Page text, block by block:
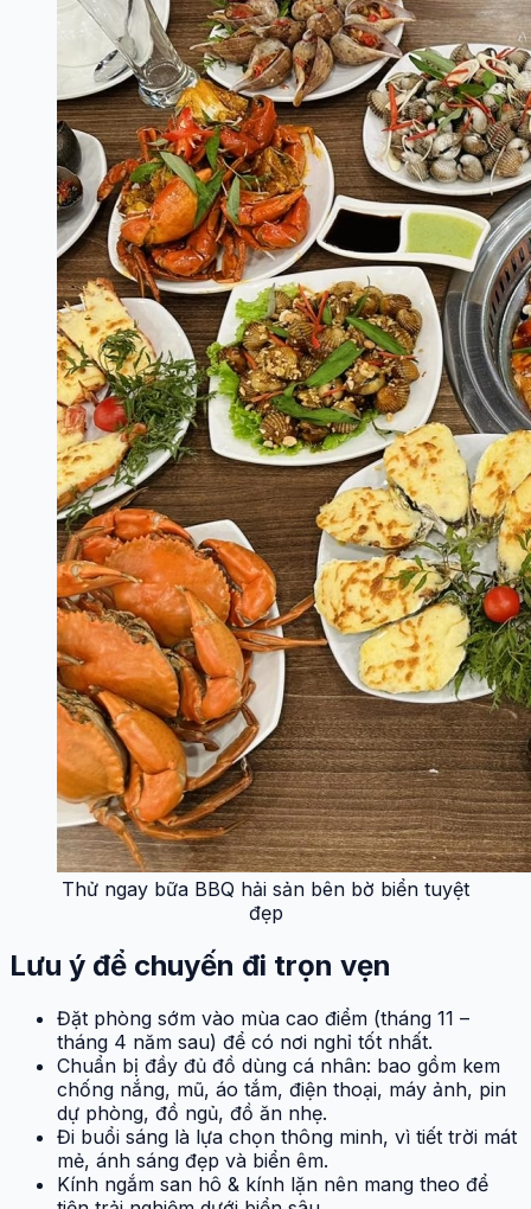
Thử ngay bữa BBQ hải sản bên bờ biển tuyệt
đẹp
Lưu ý để chuyến đi trọn vẹn
Đặt phòng sớm vào mùa cao điểm (tháng 11 –
tháng 4 năm sau) để có nơi nghỉ tốt nhất.
Chuẩn bị đầy đủ đồ dùng cá nhân: bao gồm kem
chống nắng, mũ, áo tắm, điện thoại, máy ảnh, pin
dự phòng, đồ ngủ, đồ ăn nhẹ.
Đi buổi sáng là lựa chọn thông minh, vì tiết trời mát
mẻ, ánh sáng đẹp và biển êm.
Kính ngắm san hô & kính lặn nên mang theo để